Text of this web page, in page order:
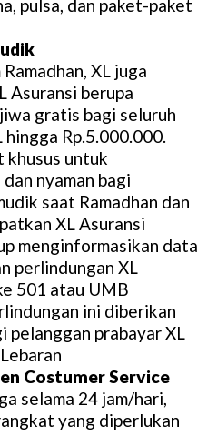
pulsa, dan paket-paket
XL juga
Asuransi berupa
gratis bagi seluruh
Rp.5.000.000.
khusus untuk
nyaman bagi
saat Ramadhan dan
XL Asuransi
menginformasikan data
perlindungan XL
501 atau UMB
ini diberikan
pelanggan prabayar XL
Costumer Service
selama 24 jam/hari,
yang diperlukan